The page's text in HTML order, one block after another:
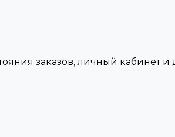
заказов, личный кабинет